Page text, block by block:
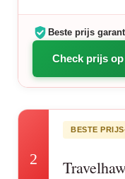
Beste prijs
Check prijs
2
BESTE